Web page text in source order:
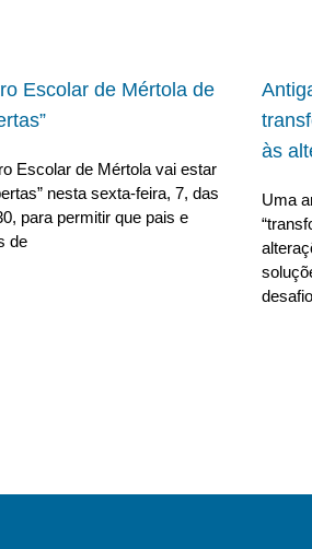
Escolar de Mértola de
Escolar de Mértola vai estar
nesta sexta-feira, 7, das
para permitir que pais e
de
às
Uma